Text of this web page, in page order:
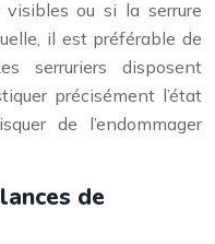
ou si la serrure
il est préférable de
serruriers disposent
précisément l’état
de l’endommager
de